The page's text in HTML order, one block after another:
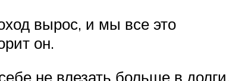
вырос, и мы все это
он.
не влезать больше в долги.